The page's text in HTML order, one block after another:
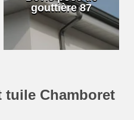
gouttière 87
tuile Chamboret